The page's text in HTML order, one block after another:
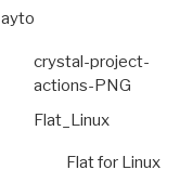
ayto
crystal-project-
actions-PNG
Flat_Linux
Flat for Linux